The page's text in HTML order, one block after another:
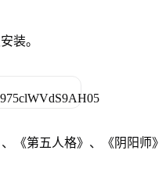
装。
《第五人格》、《阴阳师》